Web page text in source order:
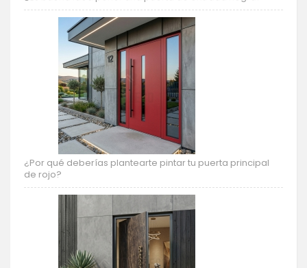
¿Por qué deberías plantearte pintar tu puerta principal
de rojo?